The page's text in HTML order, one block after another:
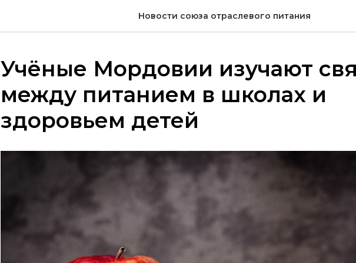
Новости союза отраслевого питания
Учёные Мордовии изучают
между питанием в школах и
здоровьем детей